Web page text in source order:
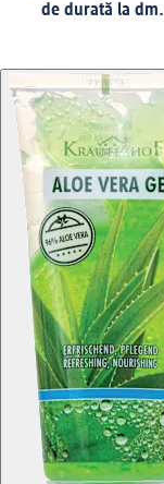
de durată la dm.